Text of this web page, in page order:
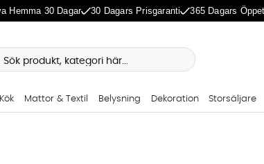
Hemma 30 Dagar 30 Dagars Prisgaranti 365 Dagars
Kök Mattor & Textil Belysning Dekoration Storsäljare